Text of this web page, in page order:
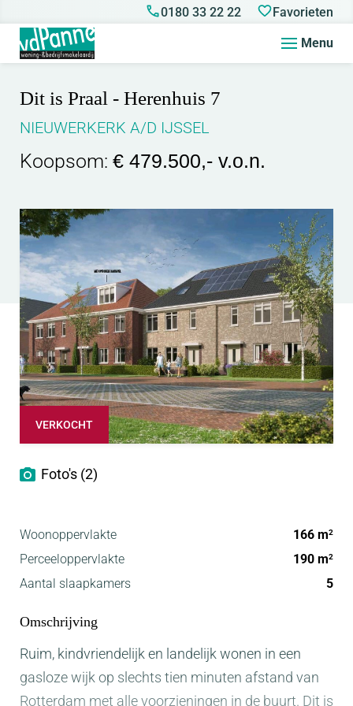
0180 33 22 22 Favorieten
Menu
Dit is Praal - Herenhuis 7
NIEUWERKERK A/D IJSSEL
Koopsom: € 479.500,- v.o.n.
VERKOCHT
Foto's (2)
Woonoppervlakte 166 m2
Perceeloppervlakte 190 m2
Aantal slaapkamers 5
Omschrijving
Ruim, kindvriendelijk en landelijk wonen in een
gasloze wijk op slechts tien minuten afstand van
Rotterdam met alle voorzieningen in de buurt. Dit is